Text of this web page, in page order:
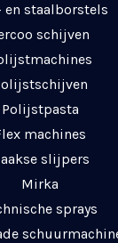
en staalborstels
schijven
Polijstpasta
machines
slijpers
Mirka
sprays